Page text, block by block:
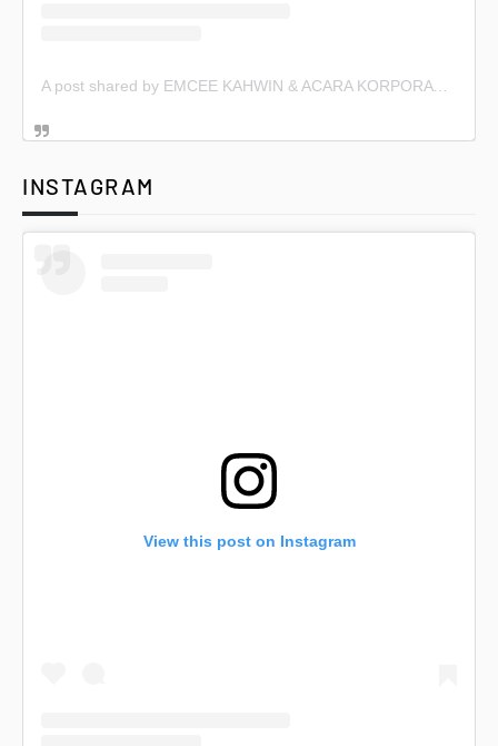
A post shared by EMCEE KAHWIN & ACARA KORPORAT (@emceekahwin)
INSTAGRAM
View this post on Instagram